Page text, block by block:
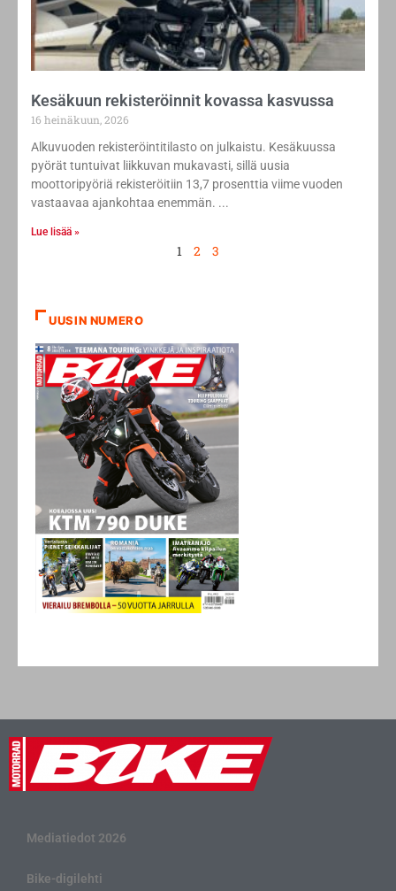
Kesäkuun rekisteröinnit kovassa kasvussa
16 heinäkuun, 2026
Alkuvuoden rekisteröintitilasto on julkaistu. Kesäkuussa
pyörät tuntuivat liikkuvan mukavasti, sillä uusia
moottoripyöriä rekisteröitiin 13,7 prosenttia viime vuoden
vastaavaa ajankohtaa enemmän.
Lue lisää »
1 2 3
UUSIN NUMERO
Mediatiedot 2026
Bike-digilehti